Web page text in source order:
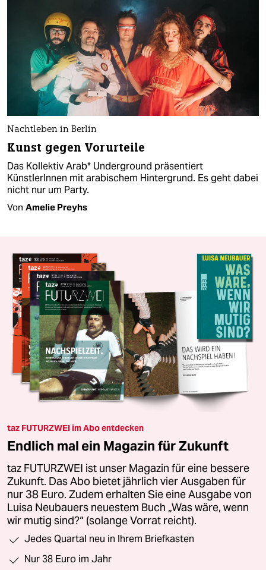
Nachtleben in Berlin
Kunst gegen Vorurteile
Das Kollektiv Arab* Underground präsentiert
KünstlerInnen mit arabischem Hintergrund. Es geht dabei
nicht nur um Party.
Von Amelie Preyhs
taz FUTURZWEI im Abo entdecken
Endlich mal ein Magazin für Zukunft
taz FUTURZWEI ist unser Magazin für eine bessere
Zukunft. Das Abo bietet jährlich vier Ausgaben für
nur 38 Euro. Zudem erhalten Sie eine Ausgabe von
Luisa Neubauers neuestem Buch „Was wäre, wenn
wir mutig sind?“ (solange Vorrat reicht).
Jedes Quartal neu in Ihrem Briefkasten
Nur 38 Euro im Jahr